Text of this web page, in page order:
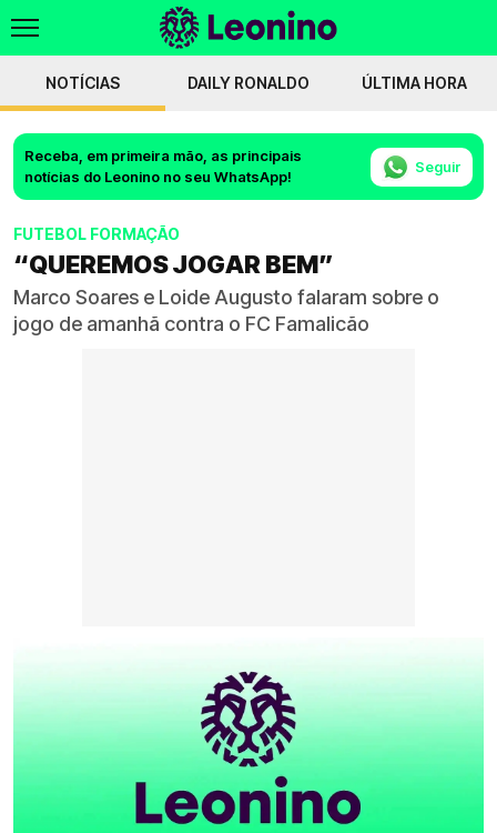
NOTÍCIAS DAILY RONALDO ÚLTIMA HORA
Receba, em primeira mão, as principais
notícias do Leonino no seu WhatsApp!
Seguir
FUTEBOL FORMAÇÃO
“QUEREMOS JOGAR BEM”
Marco Soares e Loide Augusto falaram sobre o
jogo de amanhã contra o FC Famalicão